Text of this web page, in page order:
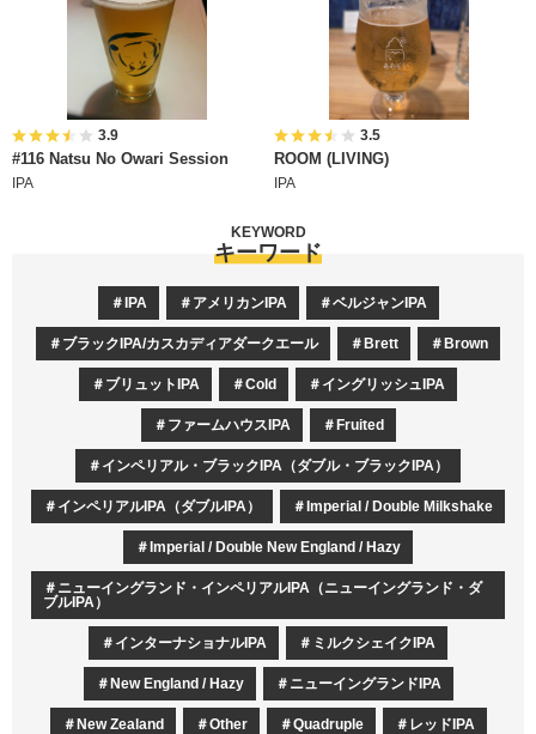
3.9
#116 Natsu No Owari Session
IPA
3.5
ROOM (LIVING)
IPA
キーワード
KEYWORD
IPA アメリカンIPA ベルジャンIPA
ブラックIPA/カスカディアダークエール Brett Brown
ブリュットIPA Cold イングリッシュIPA
ファームハウスIPA Fruited
インペリアル・ブラックIPA（ダブル・ブラックIPA）
インペリアルIPA（ダブルIPA） Imperial / Double Milkshake
Imperial / Double New England / Hazy
ニューイングランド・インペリアルIPA（ニューイングランド・ダ
ブルIPA）
インターナショナルIPA ミルクシェイクIPA
New England / Hazy ニューイングランドIPA
New Zealand Other Quadruple レッドIPA